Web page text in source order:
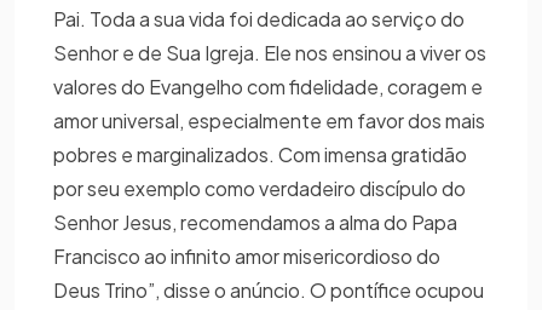
Pai. Toda a sua vida foi dedicada ao serviço do
Senhor e de Sua Igreja. Ele nos ensinou a viver os
valores do Evangelho com fidelidade, coragem e
amor universal, especialmente em favor dos mais
pobres e marginalizados. Com imensa gratidão
por seu exemplo como verdadeiro discípulo do
Senhor Jesus, recomendamos a alma do Papa
Francisco ao infinito amor misericordioso do
Deus Trino”, disse o anúncio. O pontífice ocupou